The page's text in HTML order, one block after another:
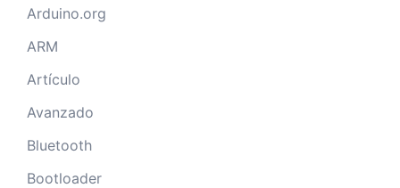
Arduino.org
ARM
Artículo
Avanzado
Bluetooth
Bootloader